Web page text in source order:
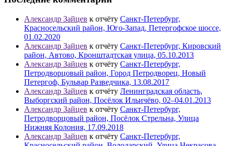
Александр Зайцев к отчёту Санкт-Петербург,
Красносельский район, Юго-Запад, Петергофское шоссе,
01.02.2020
Александр Зайцев к отчёту Санкт-Петербург, Кировский
район, Автово, Кронштадтская улица, 05.10.2013
Александр Зайцев к отчёту Санкт-Петербург,
Петродворцовый район, Город Петродворец, Новый
Петергоф, Бульвар Разведчика, 13.08.2017
Александр Зайцев к отчёту Ленинградская область,
Выборгский район, Посёлок Ильичёво, 02–04.01.2013
Александр Зайцев к отчёту Санкт-Петербург,
Петродворцовый район, Посёлок Стрельна, Улица
Нижняя Колония, 17.09.2018
Александр Зайцев к отчёту Санкт-Петербург,